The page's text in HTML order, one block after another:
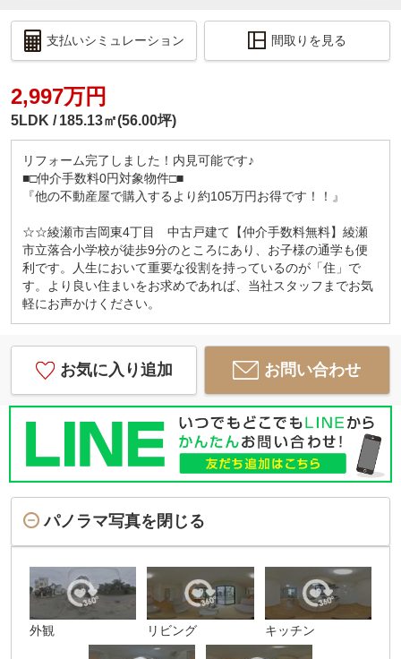
支払いシミュレーション 間取りを見る
2,997万円
5LDK 185.13㎡(56.00坪)
リフォーム完了しました！内見可能です♪
■□仲介手数料0円対象物件□■
『他の不動産屋で購入するより約105万円お得です！！』
☆☆綾瀬市吉岡東4丁目 中古戸建て【仲介手数料無料】綾瀬
市立落合小学校が徒歩9分のところにあり、お子様の通学も便
利です。人生において重要な役割を持っているのが「住」で
す。より良い住まいをお求めであれば、当社スタッフまでお気
軽にお声かけください。
お気に入り追加 お問い合わせ
パノラマ写真を閉じる
外観 リビング キッチン